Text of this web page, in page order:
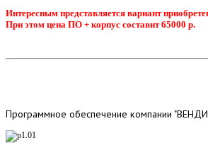
Интересным представляется вариант
При этом цена ПО + корпус составит 65000 р.
Программное обеспечение компании